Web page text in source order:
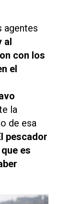
agentes
al
con los
el
la
de esa
pescador
es